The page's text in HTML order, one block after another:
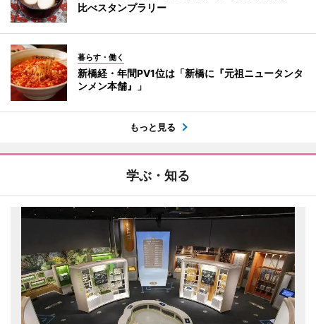
比べスタンプラリー
暮らす・働く
新橋経・年間PV1位は「新橋に『元祖ニュータンタ
ンメン本舗』」
もっと見る
学ぶ・知る